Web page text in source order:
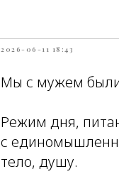
2026-06-11 18:43
Мы с мужем были
Режим дня,
с
тело, душу.